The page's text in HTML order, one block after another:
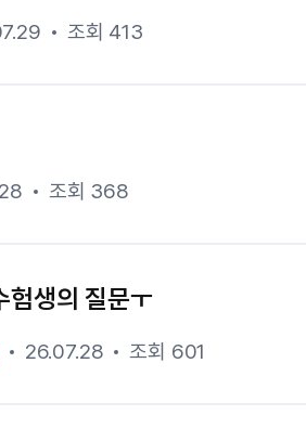
조회 413
조회 368
험생의 질문ㅜ
26.07.28 조회 601